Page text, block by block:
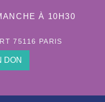
À 10H30
75116 PARIS
DON